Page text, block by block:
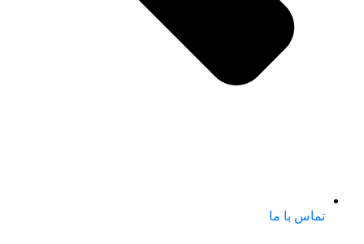
تماس با ما